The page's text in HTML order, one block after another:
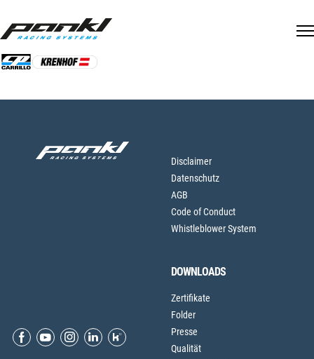
contentJetzt online
bewerben
Disclaimer
Datenschutz
AGB
Code of Conduct
Whistleblower System
DOWNLOADS
Zertifikate
Folder
Presse
Qualität